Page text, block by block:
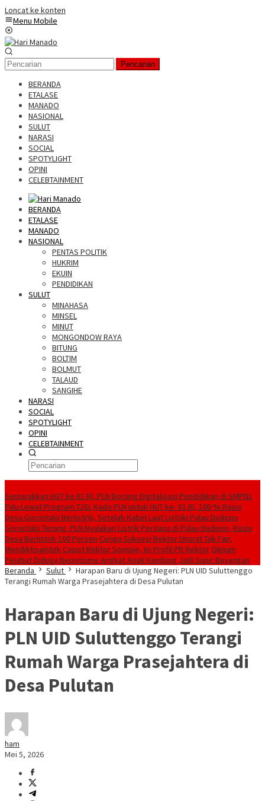
Loncat ke konten
Menu Mobile
Pencarian
BERANDA
ETALASE
MANADO
NASIONAL
SULUT
NARASI
SOCIAL
SPOTYLIGHT
OPINI
CELEBTAINMENT
BERANDA
ETALASE
MANADO
NASIONAL
PENTAS POLITIK
HUKRIM
EKUIN
PENDIDIKAN
SULUT
MINAHASA
MINSEL
MINUT
MONGONDOW RAYA
BITUNG
BOLTIM
BOLMUT
TALAUD
SANGIHE
NARASI
SOCIAL
SPOTYLIGHT
OPINI
CELEBTAINMENT
Semarakkan HUT ke 81 RI, PLN Dorong Digitalisasi Pendidikan di SMPN1
Palu Lewat Program TJSLKado PLN untuk HUT ke- 81 RI, 100 % Rasio
Desa Gorontalo Berlistrik, Setelah Kabel Laut Listriki Pulau Dudepo
Gorontalo Terang. PLN Nyalakan Listrik Perdana di Pulau Dudepo, Rasio
Desa Berlistrik 100 Persen Curiga Suksesi Rektor Unsrat Tak Fair,
Mendiktisaintek Copot Rektor Sompie, Ini Profil Plt RektorOknum
Pejabat Diduga Nepotisme Angkat Anak Kandung Jadi Supir Bayangan
Beranda
Sulut
Harapan Baru di Ujung Negeri: PLN UID Suluttenggo
Terangi Rumah Warga Prasejahtera di Desa Pulutan
Harapan Baru di Ujung Negeri:
PLN UID Suluttenggo Terangi
Rumah Warga Prasejahtera di
Desa Pulutan
ham
Mei 5, 2026